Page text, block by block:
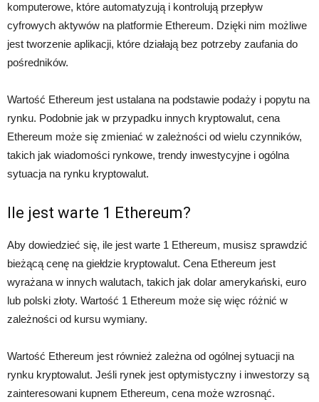
komputerowe, które automatyzują i kontrolują przepływ
cyfrowych aktywów na platformie Ethereum. Dzięki nim możliwe
jest tworzenie aplikacji, które działają bez potrzeby zaufania do
pośredników.
Wartość Ethereum jest ustalana na podstawie podaży i popytu na
rynku. Podobnie jak w przypadku innych kryptowalut, cena
Ethereum może się zmieniać w zależności od wielu czynników,
takich jak wiadomości rynkowe, trendy inwestycyjne i ogólna
sytuacja na rynku kryptowalut.
Ile jest warte 1 Ethereum?
Aby dowiedzieć się, ile jest warte 1 Ethereum, musisz sprawdzić
bieżącą cenę na giełdzie kryptowalut. Cena Ethereum jest
wyrażana w innych walutach, takich jak dolar amerykański, euro
lub polski złoty. Wartość 1 Ethereum może się więc różnić w
zależności od kursu wymiany.
Wartość Ethereum jest również zależna od ogólnej sytuacji na
rynku kryptowalut. Jeśli rynek jest optymistyczny i inwestorzy są
zainteresowani kupnem Ethereum, cena może wzrosnąć.